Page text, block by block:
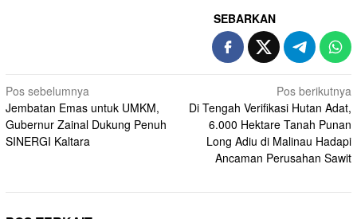
SEBARKAN
Navigasi
pos
Pos sebelumnya
Jembatan Emas untuk UMKM,
Gubernur Zainal Dukung Penuh
SINERGI Kaltara
Pos berikutnya
Di Tengah Verifikasi Hutan Adat,
6.000 Hektare Tanah Punan
Long Adiu di Malinau Hadapi
Ancaman Perusahan Sawit